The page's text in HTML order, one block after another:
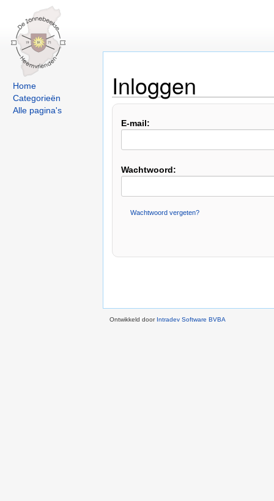
Home
Categorieën
Alle pagina's
Inloggen
E-mail:
Wachtwoord:
Wachtwoord vergeten?
Ontwikkeld door Intradev Software BVBA